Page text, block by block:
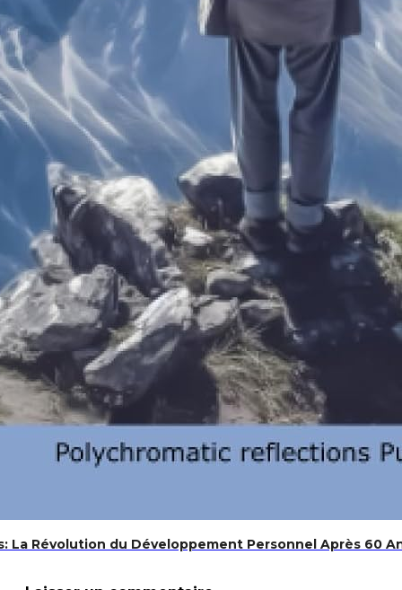
La Révolution du Développement Personnel Après 60